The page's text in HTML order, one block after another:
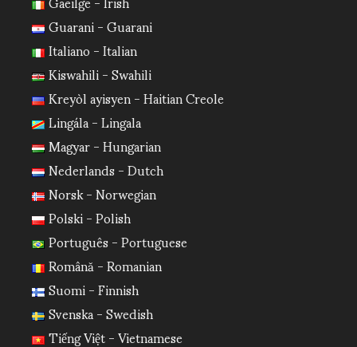
Guarani - Guarani
Italiano - Italian
Kiswahili - Swahili
Kreyòl ayisyen - Haitian Creole
Lingála - Lingala
Magyar - Hungarian
Nederlands - Dutch
Norsk - Norwegian
Polski - Polish
Português - Portuguese
Română - Romanian
Suomi - Finnish
Svenska - Swedish
Tiếng Việt - Vietnamese